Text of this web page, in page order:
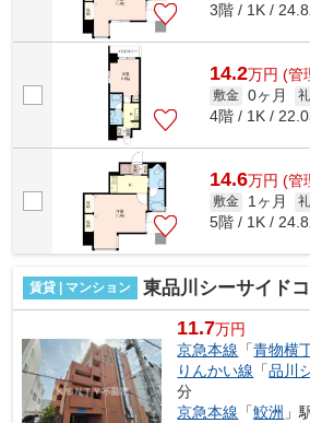
3階 / 1K /
14.2万円 (管
敷金 0ヶ月
4階 / 1K /
14.6万円 (管
敷金 1ヶ月
5階 / 1K /
賃貸 | マンション 東品川シーサイド
11.7万円
京急本線 「青物横
りんかい線 「品川
分
京急本線 「鮫洲 」